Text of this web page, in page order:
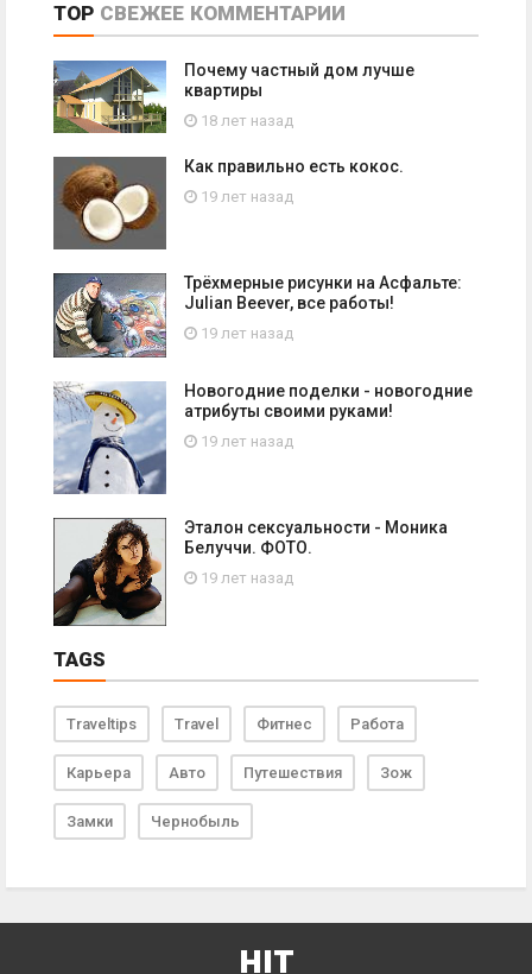
TOP СВЕЖЕЕ КОММЕНТАРИИ
Почему частный дом лучше
квартиры
18 лет назад
Как правильно есть кокос.
19 лет назад
Трёхмерные рисунки на Асфальте:
Julian Beever, все работы!
19 лет назад
Новогодние поделки - новогодние
атрибуты своими руками!
19 лет назад
Эталон сексуальности - Моника
Белуччи. ФОТО.
19 лет назад
TAGS
Traveltips Travel Фитнес Работа
Карьера Авто Путешествия Зож
Замки Чернобыль
HIT